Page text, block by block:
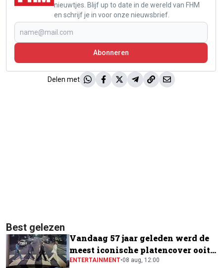
nieuwtjes. Blijf up to date in de wereld van FHM
en schrijf je in voor onze nieuwsbrief.
Abonneren
Delen met
Best gelezen
Vandaag 57 jaar geleden werd de
meest iconische platencover ooit
gemaakt
ENTERTAINMENT•08 aug, 12:00